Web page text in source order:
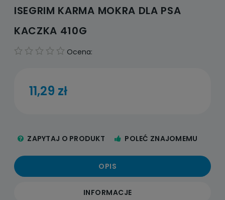
ISEGRIM KARMA MOKRA DLA PSA
KACZKA 410G
Ocena:
11,29 zł
ZAPYTAJ O PRODUKT POLEĆ ZNAJOMEMU
OPIS
INFORMACJE